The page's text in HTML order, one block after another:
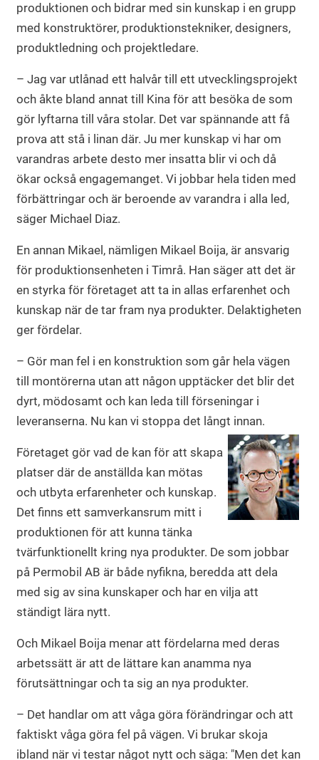
produktionen och bidrar med sin kunskap i en grupp
med konstruktörer, produktionstekniker, designers,
produktledning och projektledare.
– Jag var utlånad ett halvår till ett utvecklingsprojekt
och åkte bland annat till Kina för att besöka de som
gör lyftarna till våra stolar. Det var spännande att få
prova att stå i linan där. Ju mer kunskap vi har om
varandras arbete desto mer insatta blir vi och då
ökar också engagemanget. Vi jobbar hela tiden med
förbättringar och är beroende av varandra i alla led,
säger Michael Diaz.
En annan Mikael, nämligen Mikael Boija, är ansvarig
för produktionsenheten i Timrå. Han säger att det är
en styrka för företaget att ta in allas erfarenhet och
kunskap när de tar fram nya produkter. Delaktigheten
ger fördelar.
– Gör man fel i en konstruktion som går hela vägen
till montörerna utan att någon upptäcker det blir det
dyrt, mödosamt och kan leda till förseningar i
leveranserna. Nu kan vi stoppa det långt innan.
Företaget gör vad de kan för att skapa
platser där de anställda kan mötas
och utbyta erfarenheter och kunskap.
Det finns ett samverkansrum mitt i
produktionen för att kunna tänka
tvärfunktionellt kring nya produkter. De som jobbar
på Permobil AB är både nyfikna, beredda att dela
med sig av sina kunskaper och har en vilja att
ständigt lära nytt.
Och Mikael Boija menar att fördelarna med deras
arbetssätt är att de lättare kan anamma nya
förutsättningar och ta sig an nya produkter.
– Det handlar om att våga göra förändringar och att
faktiskt våga göra fel på vägen. Vi brukar skoja
ibland när vi testar något nytt och säga: "Men det kan